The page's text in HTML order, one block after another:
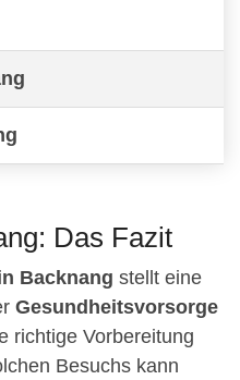
Das Fazit
Backnang stellt eine
Gesundheitsvorsorge
richtige Vorbereitung
Besuchs kann